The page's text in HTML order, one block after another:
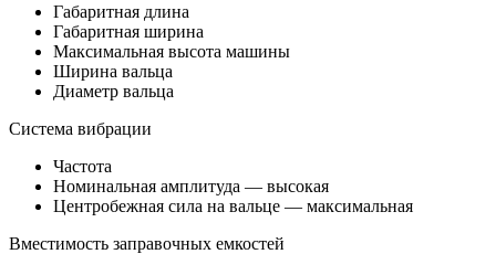
Габаритная длина
Габаритная ширина
Максимальная высота машины
Ширина вальца
Диаметр вальца
Система вибрации
Частота
Номинальная амплитуда — высокая
Центробежная сила на вальце — максимальная
Вместимость заправочных емкостей